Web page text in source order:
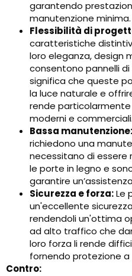
garantendo
manutenzione minima.
Flessibilità di
caratteristiche
loro eleganza, design
consentono pannelli
significa che queste
la luce naturale e
rende
moderni e commerciali.
Bassa manutenzione:
richiedono una
necessitano di essere
le porte in legno e
garantire
Sicurezza e forza:Le
un'eccellente
rendendoli un'ottima
ad alto traffico che
loro forza li rende
fornendo protezione a
Contro: